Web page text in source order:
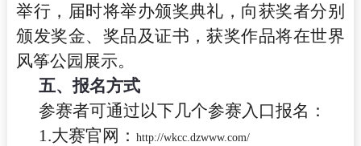
举行，届时将举办颁奖典礼，向获奖者分别
颁发奖金、奖品及证书，获奖作品将在世界
风筝公园展示。
五、报名方式
参赛者可通过以下几个参赛入口报名：
1.大赛官网：http://wkcc.dzwww.com/